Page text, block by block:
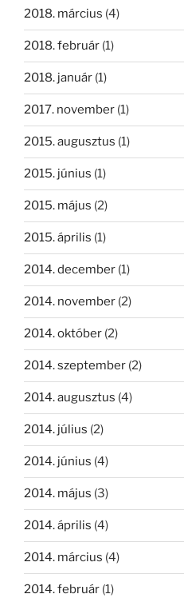
2018. március (4)
2018. február (1)
2018. január (1)
2017. november (1)
2015. augusztus (1)
2015. június (1)
2015. május (2)
2015. április (1)
2014. december (1)
2014. november (2)
2014. október (2)
2014. szeptember (2)
2014. augusztus (4)
2014. július (2)
2014. június (4)
2014. május (3)
2014. április (4)
2014. március (4)
2014. február (1)